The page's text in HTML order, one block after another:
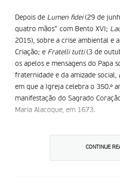
Depois de Lumen fidei(29 de
quatro mãos” com Bento XVI;
2015), sobre a crise ambiental e
Criação; e Fratelli tutti(3 de
os apelos e mensagens do Papa
fraternidade e da amizade social,
em que a Igreja celebra o 350.º
manifestação do Sagrado
Maria Alacoque, em 1673.
reflexões dos textos precedentes
CONTINUE